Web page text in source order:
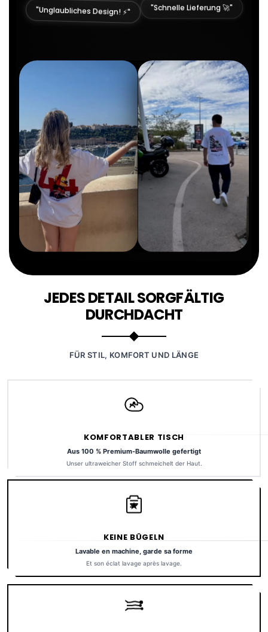
"Unglaubliches Design! ⚡" "Schnelle Lieferung 🚀"
JEDES DETAIL SORGFÄLTIG
DURCHDACHT
FÜR STIL, KOMFORT UND LÄNGE
KOMFORTABLER TISCH
Aus 100 % Premium-Baumwolle gefertigt
Unser ultraweicher Stoff schmeichelt der Haut.
KEINE BÜGELN
Lavable en machine, garde sa forme
Et son éclat lavage après lavage.